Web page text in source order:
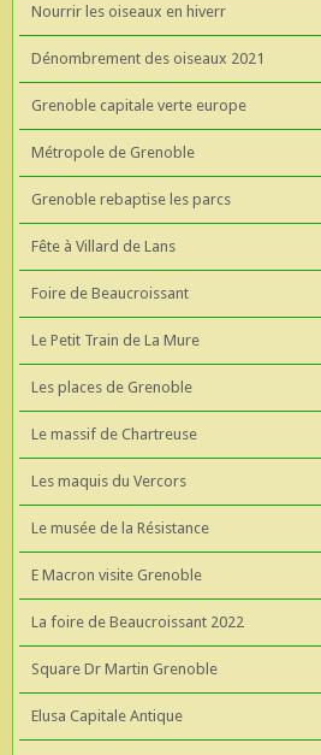
Nourrir les oiseaux en hiverr
Dénombrement des oiseaux 2021
Grenoble capitale verte europe
Métropole de Grenoble
Grenoble rebaptise les parcs
Fête à Villard de Lans
Foire de Beaucroissant
Le Petit Train de La Mure
Les places de Grenoble
Le massif de Chartreuse
Les maquis du Vercors
Le musée de la Résistance
E Macron visite Grenoble
La foire de Beaucroissant 2022
Square Dr Martin Grenoble
Elusa Capitale Antique